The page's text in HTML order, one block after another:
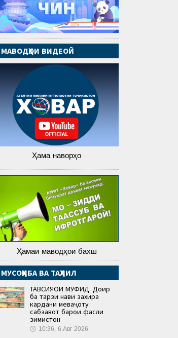
МАВОДҲОИ ВИДЕОӢ
Ҳама наворҳо
Ҳамаи маводҳои бахш
МУСОҲИБА ВА ТАҲЛИЛ
ТАВСИЯҲОИ МУФИД. Доир
ба тарзи нави захира
кардани меваҷоту
сабзавот барои фасли
зимистон
🕔 10:36, 6.Авг 2026